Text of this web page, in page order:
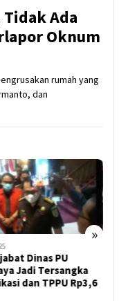
Ada
Oknum
rumah yang
dan
»
Dinas PU
Jadi Tersangka
dan TPPU Rp3,6